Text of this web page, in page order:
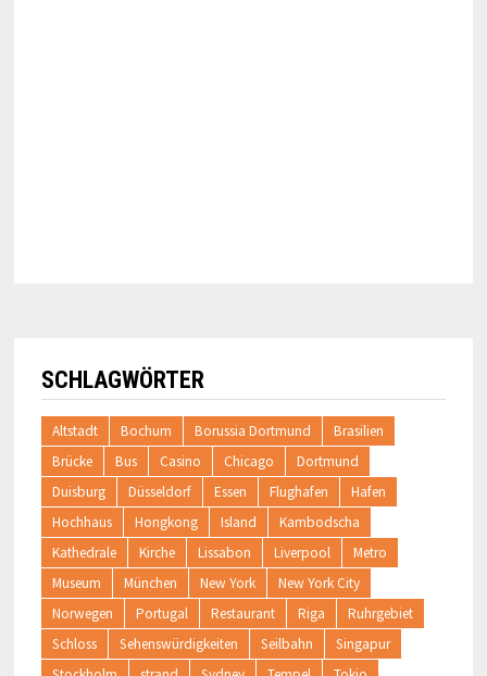
SCHLAGWÖRTER
Altstadt Bochum Borussia Dortmund
Brasilien
Brücke
Bus Casino Chicago
Dortmund
Duisburg
Düsseldorf Essen Flughafen
Hafen
Hochhaus
Hongkong Island
Kambodscha
Kathedrale
Kirche Lissabon Liverpool
Metro
Museum
München New York
New York City
Norwegen
Portugal Restaurant Riga
Ruhrgebiet
Schloss
Sehenswürdigkeiten Seilbahn
Singapur